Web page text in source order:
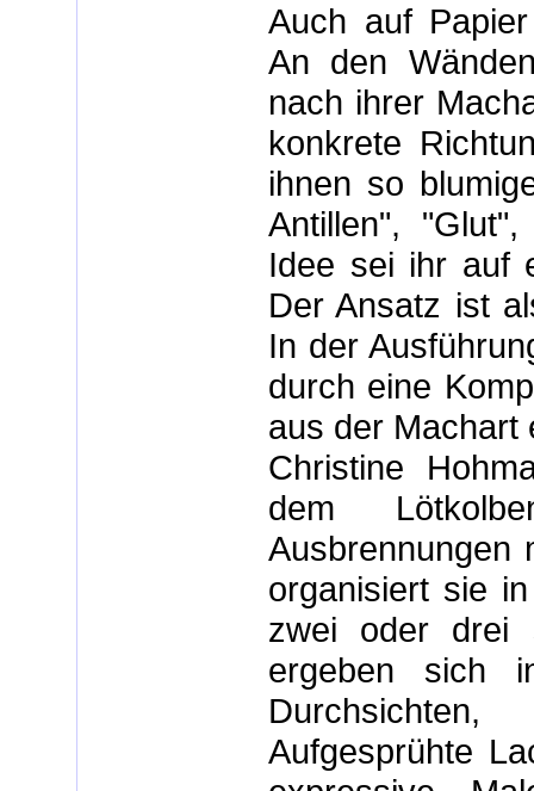
Auch auf
An den
nach ihrer
konkrete
ihnen so
Antillen",
Idee sei ihr auf
Der Ansatz ist
In der
durch eine
aus der Machart
Christine
dem
Ausbrennungen
organisiert sie
zwei oder drei
ergeben sich
Aufgesprühte